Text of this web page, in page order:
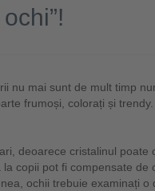
mai sunt de mult timp
frumoși, colorați și
deoarece cristalinul
copii pot fi compensate
ochii trebuie examinați